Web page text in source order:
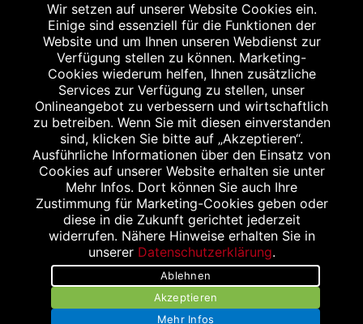
Apothekenerstattungspreis (AEP). Der AEP ist keine
unverbindliche Preisempfehlung der Hersteller. Der AEP ist
ein von den Apotheken in Ansatz gebrachter Preis für
rezeptfreie Arzneimittel. Er entspricht in der Höhe dem für
Apotheken verbindlichen Abgabepreis, zu dem eine
Apotheke in bestimmten Fällen (z.B. bei Kindern unter 12
Jahren) das Produkt mit der gesetzlichen
Krankenversicherung abrechnet. Der AEP ist der allgemeine
Erstattungspreis im Falle einer Kostenübernahme durch die
gesetzlichen Krankenkassen, vor Abzug eines
Zwangsrabattes (zur Zeit 5%) nach §130 Abs. 1 SGB V.
Unverbindliche Preisempfehlung des Herstellers (UVP).
powered by apovena.de
Wir setzen auf unserer Website Cookies ein.
Einige sind essenziell für die Funktionen der
Website und um Ihnen unseren Webdienst zur
Verfügung stellen zu können. Marketing-
Cookies wiederum helfen, Ihnen zusätzliche
Services zur Verfügung zu stellen, unser
Onlineangebot zu verbessern und wirtschaftlich
zu betreiben. Wenn Sie mit diesen einverstanden
sind, klicken Sie bitte auf „Akzeptieren“.
Ausführliche Informationen über den Einsatz von
Cookies auf unserer Website erhalten sie unter
Mehr Infos. Dort können Sie auch Ihre
Zustimmung für Marketing-Cookies geben oder
diese in die Zukunft gerichtet jederzeit
widerrufen. Nähere Hinweise erhalten Sie in
unserer Datenschutzerklärung.
Ablehnen
Akzeptieren
Mehr Infos